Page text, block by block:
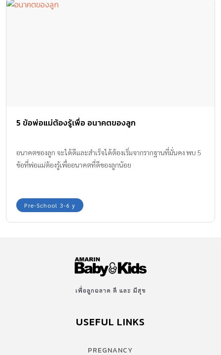
5 ข้อพ่อแม่ต้องรู้เพื่อ อนาคตของลูก
อนาคตของลูก จะได้ดีและสำเร็จได้ต้องเริ่มจากรากฐานที่มั่นคง พบ 5
ข้อที่พ่อแม่ต้องรู้เพื่ออนาคตที่ดีของลูกน้อย
Pre-School 3-6 y
เพื่อลูกฉลาด ดี และ มีสุข
USEFUL LINKS
PREGNANCY